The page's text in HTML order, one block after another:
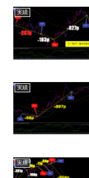
実績
実績
実績